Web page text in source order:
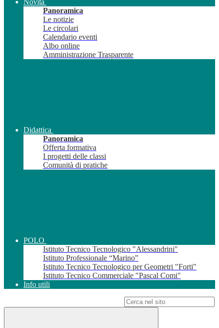
Novità
Panoramica
Le notizie
Le circolari
Calendario eventi
Albo online
Amministrazione Trasparente
Didattica
Panoramica
Offerta formativa
I progetti delle classi
Comunità di pratiche
POLO
Istituto Tecnico Tecnologico "Alessandrini"
Istituto Professionale “Marino”
Istituto Tecnico Tecnologico per Geometri "Forti"
Istituto Tecnico Commerciale "Pascal Comi"
Info utili